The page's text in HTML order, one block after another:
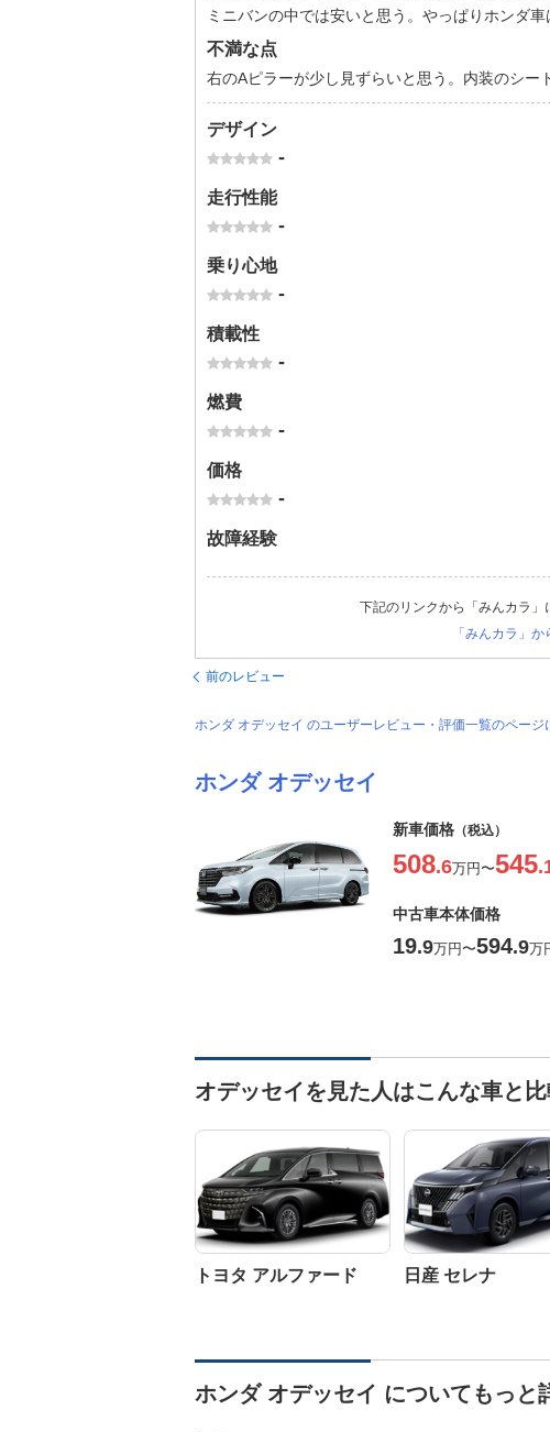
ミニバンの中では安いと思う。やっぱりホンダ車
不満な点
右のAピラーが少し見ずらいと思う。内装のシー
デザイン
-
走行性能
-
乗り心地
-
積載性
-
燃費
-
価格
-
故障経験
下記のリンクから「みんカラ」
「みんカラ」
前のレビュー
ホンダ オデッセイ のユーザーレビュー・評価一覧のページ
ホンダ オデッセイ
新車価格 （税込）
508.6万円〜545
中古車本体価格
19.9万円〜594.9万
オデッセイを見た人はこんな車と
トヨタ アルファード 日産 セレナ
ホンダ オデッセイ についてもっと